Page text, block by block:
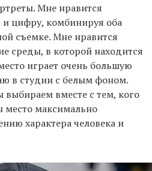
Мне нравится
и цифру, комбинируя оба
съемке. Мне нравится
среды, в которой находится
играет очень большую
в студии с белым фоном.
вместе с тем, кого
место максимально
характера человека и